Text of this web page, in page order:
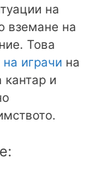
на
вземане на
Това
на играчи на
кантар и